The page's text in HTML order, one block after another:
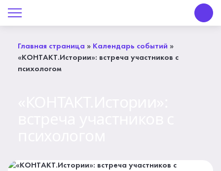
Главная страница » Календарь событий »
«КОНТАКТ.Истории»: встреча участников с
психологом
О Центре «КОНТАКТ»